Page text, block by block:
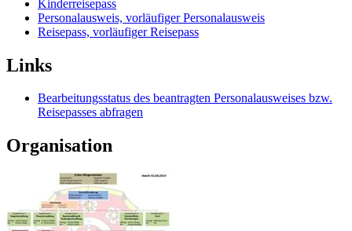
Kinderreisepass
Personalausweis, vorläufiger Personalausweis
Reisepass, vorläufiger Reisepass
Links
Bearbeitungsstatus des beantragten Personalausweises bzw.
Reisepasses abfragen
Organisation